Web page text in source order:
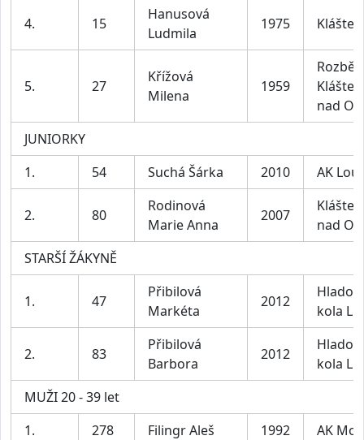
4. 15
Hanusová
Ludmila
1975
5. 27
Křížová
Milena
1959
nad
JUNIORKY
1.
54 Suchá Šárka 2010 AK
2. 80
Rodinová
Marie Anna
2007
nad
STARŠÍ ŽÁKYNĚ
1. 47
Přibilová
Markéta
2012
kola
2. 83
Přibilová
Barbora
2012
kola
MUŽI 20 - 39 let
1.
278 Filingr Aleš 1992 AK